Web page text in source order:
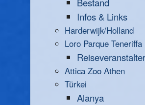
Infos & Links
Harderwijk/Holland
Loro Parque Teneriffa
Reiseveranstalter
Attica Zoo Athen
Türkei
Alanya